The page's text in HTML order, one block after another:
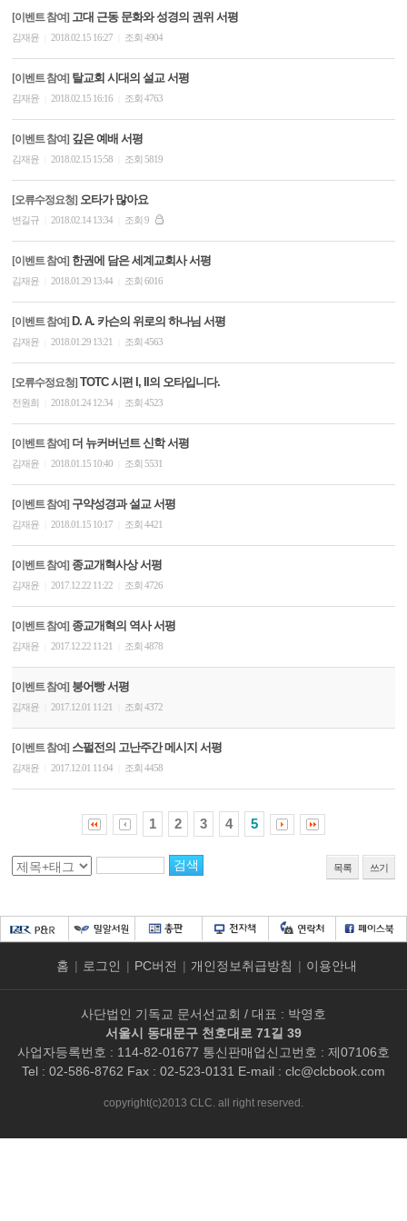
[이벤트 참여] 고대 근동 문화와 성경의 권위 서평
김재윤 2018.02.15 16:27 조회 4904
[이벤트 참여] 탈교회 시대의 설교 서평
김재윤 2018.02.15 16:16 조회 4763
[이벤트 참여] 깊은 예배 서평
김재윤 2018.02.15 15:58 조회 5819
[오류수정요청] 오타가 많아요
변길규 2018.02.14 13:34 조회 9
[이벤트 참여] 한권에 담은 세계교회사 서평
김재윤 2018.01.29 13:44 조회 6016
[이벤트 참여] D. A. 카슨의 위로의 하나님 서평
김재윤 2018.01.29 13:21 조회 4563
[오류수정요청] TOTC 시편 I, II의 오타입니다.
전원희 2018.01.24 12:34 조회 4523
[이벤트 참여] 더 뉴커버넌트 신학 서평
김재윤 2018.01.15 10:40 조회 5531
[이벤트 참여] 구약성경과 설교 서평
김재윤 2018.01.15 10:17 조회 4421
[이벤트 참여] 종교개혁사상 서평
김재윤 2017.12.22 11:22 조회 4726
[이벤트 참여] 종교개혁의 역사 서평
김재윤 2017.12.22 11:21 조회 4878
[이벤트 참여] 붕어빵 서평
김재윤 2017.12.01 11:21 조회 4372
[이벤트 참여] 스펄전의 고난주간 메시지 서평
김재윤 2017.12.01 11:04 조회 4458
1 2 3 4 5
목록 쓰기
홈 | 로그인 | PC버전 | 개인정보취급방침 | 이용안내
사단법인 기독교 문서선교회 / 대표 : 박영호
서울시 동대문구 천호대로 71길 39
사업자등록번호 : 114-82-01677 통신판매업신고번호 : 제07106호
Tel : 02-586-8762 Fax : 02-523-0131 E-mail : clc@clcbook.com
copyright(c)2013 CLC. all right reserved.